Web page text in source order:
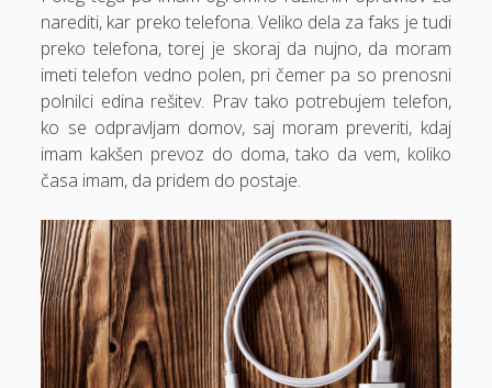
Dom in vrt
Domače olivno olje
Električna energija cena
Elektricna polnilnica
Energetika
Espd
Facelift
Garažna vrata
Gasilci
Gastroskopija samoplačniško
narediti, kar preko telefona. Veliko dela za faks je tudi
preko telefona, torej je skoraj da nujno, da moram
imeti telefon vedno polen, pri čemer pa so prenosni
polnilci edina rešitev. Prav tako potrebujem telefon,
ko se odpravljam domov, saj moram preveriti, kdaj
imam kakšen prevoz do doma, tako da vem, koliko
časa imam, da pridem do postaje.